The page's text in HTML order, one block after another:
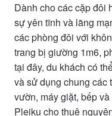
Dành cho các cặp đôi
sự yên tĩnh và lãng
các phòng đôi với
trang bị giường 1m6,
tại đây, du khách có
và sử dụng chung các
vườn, máy giặt, bếp
Pleiku cho thuê